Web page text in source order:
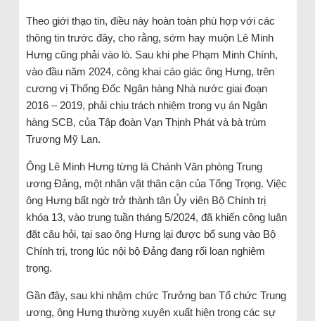
Theo giới thạo tin, điều này hoàn toàn phù hợp với các
thông tin trước đây, cho rằng, sớm hay muộn Lê Minh
Hưng cũng phải vào lò. Sau khi phe Phạm Minh Chính,
vào đầu năm 2024, công khai cáo giác ông Hưng, trên
cương vị Thống Đốc Ngân hàng Nhà nước giai đoạn
2016 – 2019, phải chịu trách nhiệm trong vụ án Ngân
hàng SCB, của Tập đoàn Vạn Thịnh Phát và bà trùm
Trương Mỹ Lan.
Ông Lê Minh Hưng từng là Chánh Văn phòng Trung
ương Đảng, một nhân vật thân cận của Tổng Trọng. Việc
ông Hưng bất ngờ trở thành tân Ủy viên Bộ Chính trị
khóa 13, vào trung tuần tháng 5/2024, đã khiến công luận
đặt câu hỏi, tại sao ông Hưng lại được bổ sung vào Bộ
Chính trị, trong lúc nội bộ Đảng đang rối loạn nghiêm
trọng.
Gần đây, sau khi nhậm chức Trưởng ban Tổ chức Trung
ương, ông Hưng thường xuyên xuất hiện trong các sự